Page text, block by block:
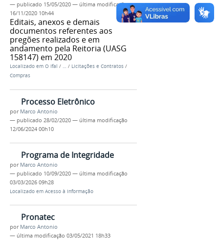
— publicado 15/05/2020 — última modificação
16/11/2020 10h44
Editais, anexos e demais
documentos referentes aos
pregões realizados e em
andamento pela Reitoria (UASG
158147) em 2020
Localizado em O Ifal / … / Licitações e Contratos /
Compras
Processo Eletrônico
por Marco Antonio
— publicado 28/02/2020 — última modificação
12/06/2024 00h10
Programa de Integridade
por Marco Antonio
— publicado 10/09/2020 — última modificação
03/03/2026 09h28
Localizado em Acesso à Informação
Pronatec
por Marco Antonio
— última modificação 03/05/2021 18h33